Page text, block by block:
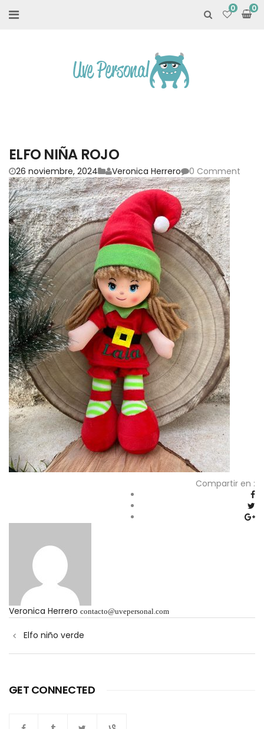
0
ELFO NIÑA ROJO
26 noviembre, 2024 Veronica Herrero 0 Comment
Compartir en :
Veronica Herrero contacto@uvepersonal.com
de
entradas
Elfo niño verde
GET CONNECTED